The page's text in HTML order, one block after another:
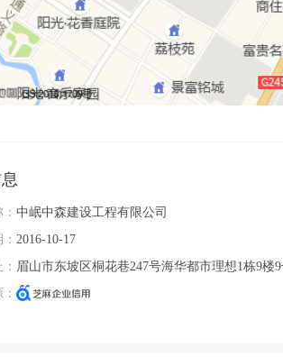
中岷中森建设工程有限公司
2016-10-17
眉山市东坡区桐花巷247号海华都市理想1栋9楼